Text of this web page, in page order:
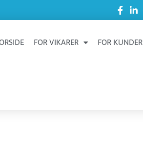
FOR VIKARER FOR KUNDER